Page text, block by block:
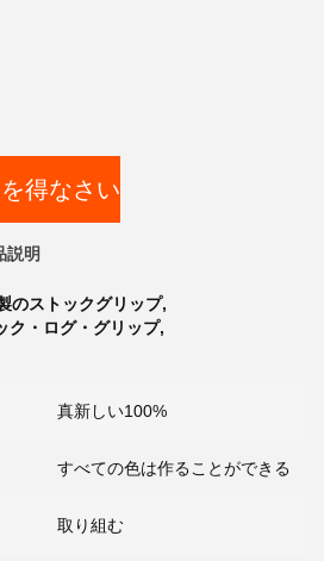
得なさい
説明
のストックグリップ,
ク・ログ・グリップ,
真新しい100%
すべての色は作ることができる
取り組む